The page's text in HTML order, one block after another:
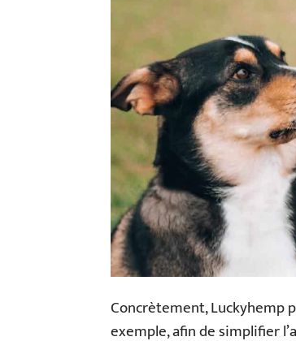
Concrètement, Luckyhemp
exemple, afin de simplifier